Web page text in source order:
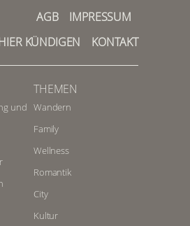
AGB
IMPRESSUM
KÜNDIGEN
KONTAKT
und
THEMEN
Wandern
Family
Wellness
Romantik
City
Kultur